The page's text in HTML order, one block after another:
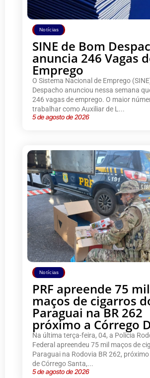
Notícias
SINE de Bom
anuncia 246 Vagas
Emprego
O Sistema Nacional de Emprego
Despacho anunciou nessa semana
246 vagas de emprego. O maior
trabalhar como Auxiliar de L...
5 de agosto de 2026
Notícias
PRF apreende 75 mil
maços de cigarros
Paraguai na BR 262
próximo a Córrego
Na última terça-feira, 04, a Polícia
Federal apreendeu 75 mil maços de
Paraguai na Rodovia BR 262,
de Córrego Santa,...
5 de agosto de 2026